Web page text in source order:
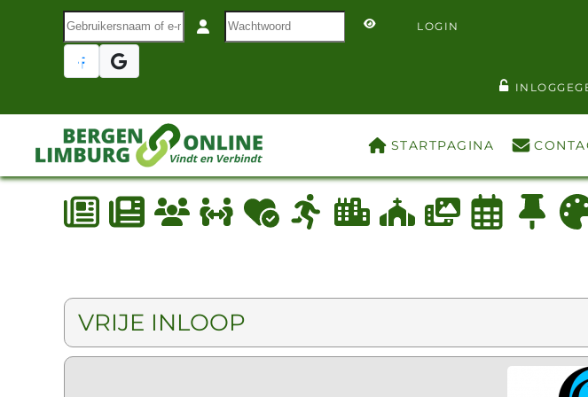
Terug naar hoofdinhoud
Gebruikersnaam of e-mail
LOGIN
STARTPAGINA
VRIJE INLOOP